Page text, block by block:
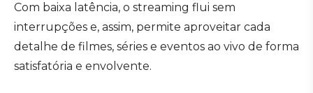
Com baixa latência, o streaming flui sem
interrupções e, assim, permite aproveitar cada
detalhe de filmes, séries e eventos ao vivo de forma
satisfatória e envolvente.